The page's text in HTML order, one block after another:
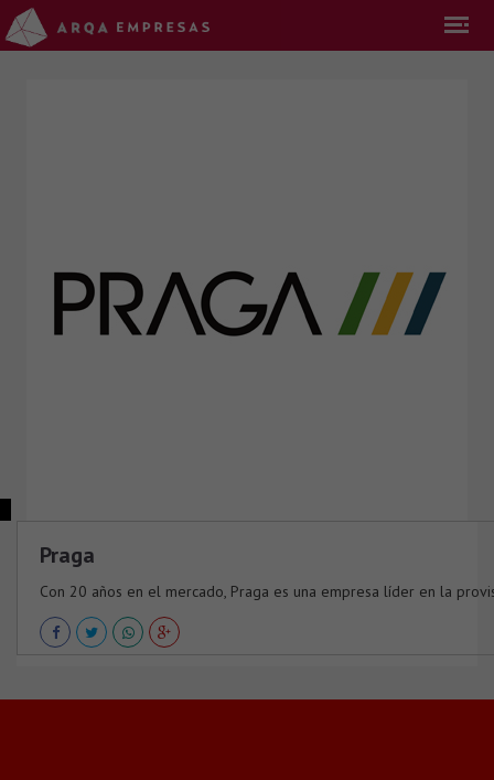
Praga
Con 20 años en el mercado, Praga es una empresa líder en la